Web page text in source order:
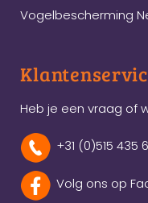
Vogelbescherming
Heb je een vraag of
+31 (0)515 435
Volg ons op